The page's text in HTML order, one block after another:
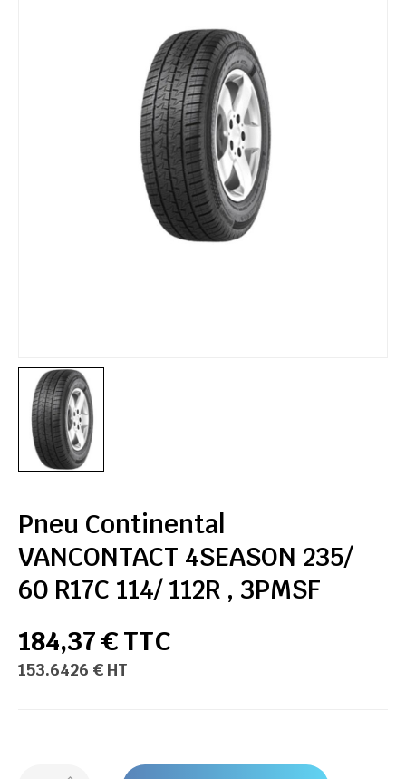
Pneu Continental
VANCONTACT 4SEASON 235/
60 R17C 114/ 112R , 3PMSF
184,37 € TTC
153.6426 € HT